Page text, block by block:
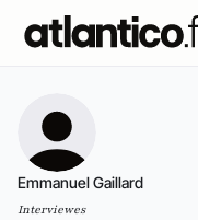
Emmanuel Gaillard
Interviewes